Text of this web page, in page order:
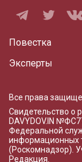
Повестка
Эксперты
Все права
Свидетельство о
DAVYDOV.IN
Федеральной
информационных
(Роскомнадзор).
Редакция